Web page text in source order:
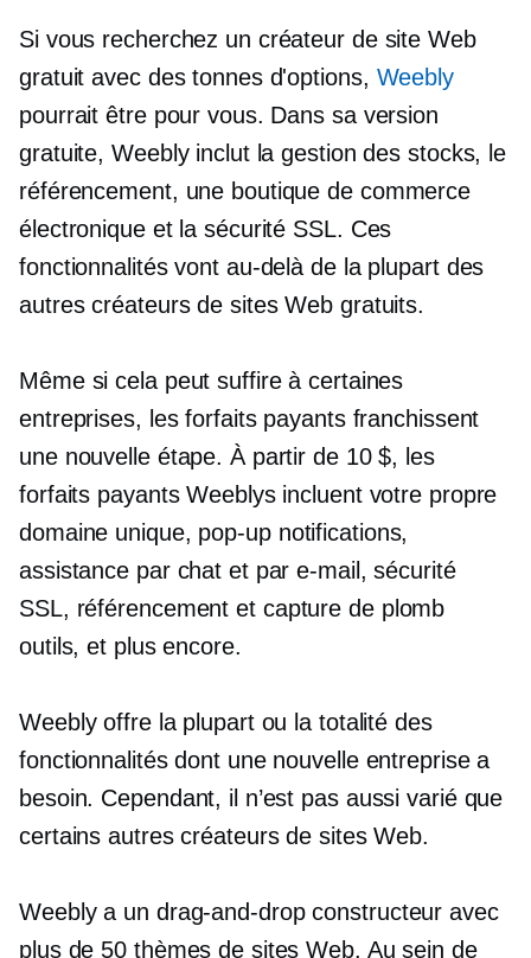
Si vous recherchez un créateur de site Web
gratuit avec des tonnes d'options, Weebly
pourrait être pour vous. Dans sa version
gratuite, Weebly inclut la gestion des stocks, le
référencement, une boutique de commerce
électronique et la sécurité SSL. Ces
fonctionnalités vont au-delà de la plupart des
autres créateurs de sites Web gratuits.
Même si cela peut suffire à certaines
entreprises, les forfaits payants franchissent
une nouvelle étape. À partir de 10 $, les
forfaits payants Weeblys incluent votre propre
domaine unique, pop-upnotifications,
assistance par chat et par e-mail, sécurité
SSL, référencement et capture de plomb
outils, et plus encore.
Weebly offre la plupart ou la totalité des
fonctionnalités dont une nouvelle entreprise a
besoin. Cependant, il n’est pas aussi varié que
certains autres créateurs de sites Web.
Weebly a un drag-and-dropconstructeur avec
plus de 50 thèmes de sites Web. Au sein de